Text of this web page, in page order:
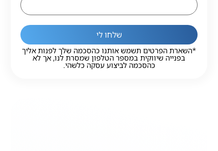
שלחו לי
*השארת הפרטים תשמש אותנו כהסכמה שלך לפנות אליך
בפנייה שיווקית במספר הטלפון שמסרת לנו, אך לא
כהסכמה לביצוע עסקה כלשהי.